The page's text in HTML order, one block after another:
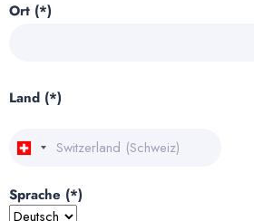
Ort (*)
Land (*)
Sprache (*)